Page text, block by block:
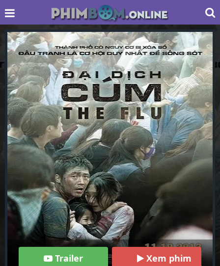
Trailer Xem phim